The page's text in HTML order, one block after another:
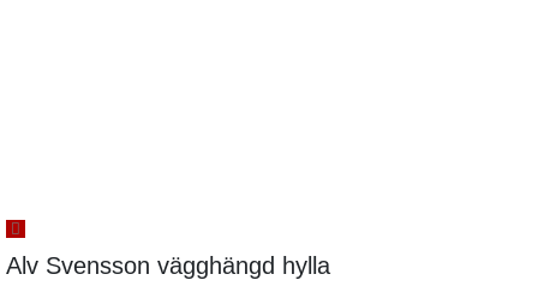
Alv Svensson vägghängd hylla